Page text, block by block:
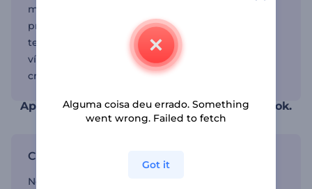
marca ou um aspirante a criador de conteúdo
procurando deixar sua marca, nossa plataforma
tem algo para você. Com modelos gratuitos de
vídeos do TikTok prontamente disponíveis, a
criatividade não tem limites.
Aprimore seus vídeos com modelos do TikTok.
Crie conteúdo cativante
Nossas ferramentas tornam fácil produzir vídeos
Alguma coisa deu errado. Something
went wrong. Failed to fetch
Got it